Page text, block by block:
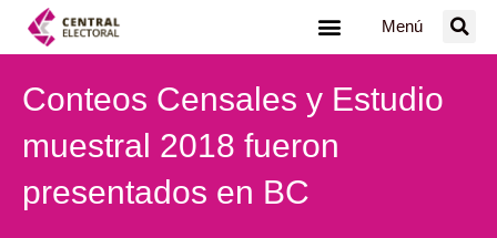
Menú
Conteos Censales y Estudio
muestral 2018 fueron
presentados en BC